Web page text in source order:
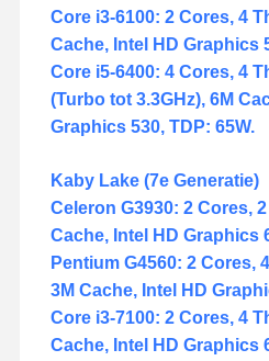
Core i3-6100: 2 Cores, 4
Cache, Intel HD Graphics
Core i5-6400: 4 Cores, 4
(Turbo tot 3.3GHz), 6M
Graphics 530, TDP: 65W.
Kaby Lake (7e Generatie)
Celeron G3930: 2 Cores,
Cache, Intel HD Graphics
Pentium G4560: 2 Cores,
3M Cache, Intel HD
Core i3-7100: 2 Cores, 4
Cache, Intel HD Graphics